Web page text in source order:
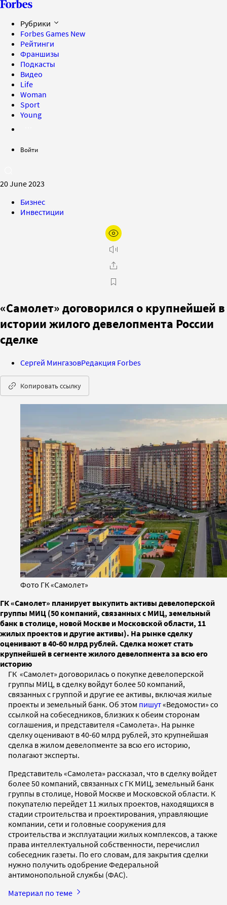
Рубрики
Forbes Games New
Рейтинги
Франшизы
Подкасты
Видео
Life
Woman
Sport
Young
Войти
20 June 2023
Бизнес
Инвестиции
«Самолет» договорился о крупнейшей в
истории жилого девелопмента России
сделке
Сергей МингазовРедакция Forbes
Копировать ссылку
Фото ГК «Самолет»
ГК «Самолет» планирует выкупить активы девелоперской
группы МИЦ (50 компаний, связанных с МИЦ, земельный
банк в столице, новой Москве и Московской области, 11
жилых проектов и другие активы). На рынке сделку
оценивают в 40-60 млрд рублей. Сделка может стать
крупнейшей в сегменте жилого девелопмента за всю его
историю
ГК «Самолет» договорилась о покупке девелоперской
группы МИЦ, в сделку войдут более 50 компаний,
связанных с группой и другие ее активы, включая жилые
проекты и земельный банк. Об этом пишут«Ведомости» со
ссылкой на собеседников, близких к обеим сторонам
соглашения, и представителя «Самолета». На рынке
сделку оценивают в 40-60 млрд рублей, это крупнейшая
сделка в жилом девелопменте за всю его историю,
полагают эксперты.
Представитель «Самолета» рассказал, что в сделку войдет
более 50 компаний, связанных с ГК МИЦ, земельный банк
группы в столице, Новой Москве и Московской области. К
покупателю перейдет 11 жилых проектов, находящихся в
стадии строительства и проектирования, управляющие
компании, сети и головные сооружения для
строительства и эксплуатации жилых комплексов, а также
права интеллектуальной собственности, перечислил
собеседник газеты. По его словам, для закрытия сделки
нужно получить одобрение Федеральной
антимонопольной службы (ФАС).
Материал по теме